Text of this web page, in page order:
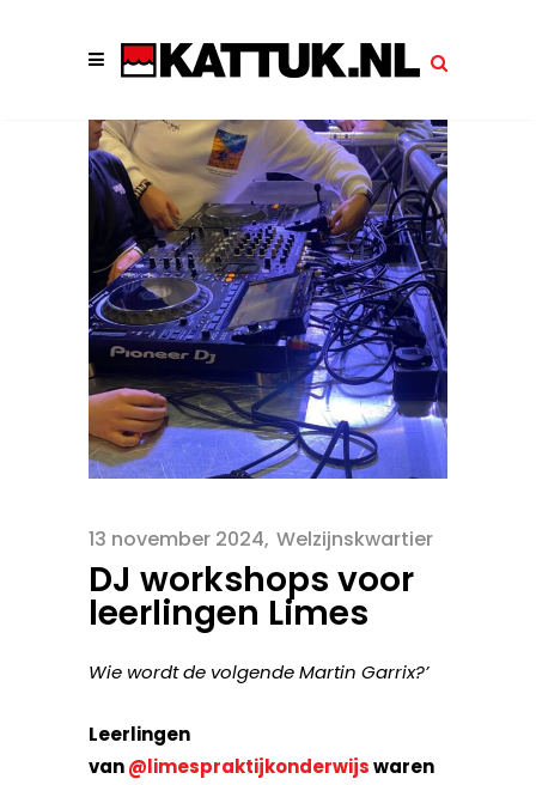
13 november 2024 Welzijnskwartier
DJ workshops voor
leerlingen Limes
Wie wordt de volgende Martin Garrix?’
Leerlingen
van@limespraktijkonderwijswaren